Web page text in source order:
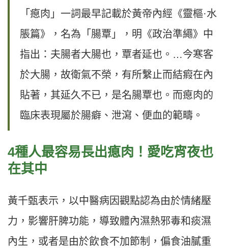
「瘜肉」一詞最早記載於黃帝內經《靈樞·水
脹篇》，名為「腸覃」，明《政治準繩》中
指出：夫腸者大腸也，覃者延也。…今寒客
於大腸，故衛氣不榮，有所繫止而結瘕在內
貼著，其延久不已，是名腸覃也。而瘜肉的
臨床表現屬於腸癖、泄瀉、便血的範疇。
4種人最容易長出瘜肉！愛吃宵夜也
在其中
黃千甄表示，以中醫病因觀點認為由於情緒壓
力，影響肝脾功能，導致體內濕熱邪毒和痰濕
內生，或者是由於飲食不加節制，偏食油膩重